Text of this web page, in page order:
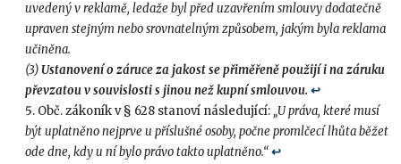
uvedený v reklamě, ledaže byl před uzavřením smlouvy dodatečně
upraven stejným nebo srovnatelným způsobem, jakým byla reklama
učiněna.
(3) Ustanovení o záruce za jakost se přiměřeně použijí i na záruku
převzatou v souvislosti s jinou než kupní smlouvou. ↩︎
Obč. zákoník v § 628 stanoví následující:„U práva, které musí
být uplatněno nejprve u příslušné osoby, počne promlčecí lhůta běžet
ode dne, kdy u ní bylo právo takto uplatněno.“ ↩︎